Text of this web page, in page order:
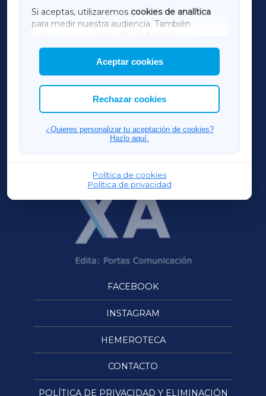
Si aceptas, utilizaremos cookies de analítica
para medir nuestra audiencia. También
utilizaremos
cookies de marketing
mostrar publicidad de terceros.
Asimismo, puedes personalizar la elección de
las cookies que deseas permitir.
Aceptar cookies
Rechazar cookies
¿Quieres personalizar tu aceptación de cookies?
Hazlo aquí.
Política de cookies
Política de privacidad
AMARIÑAXA
RIBEIRASACRAXA
ACORUÑAXA
FERROLXA
OURENSEXA
FACEBOOK
INSTAGRAM
HEMEROTECA
CONTACTO
POLÍTICA DE PRIVACIDAD Y ELIMINACIÓN